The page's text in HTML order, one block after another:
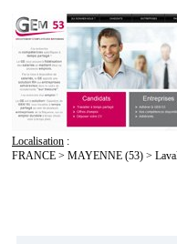
Localisation :
FRANCE > MAYENNE (53) >